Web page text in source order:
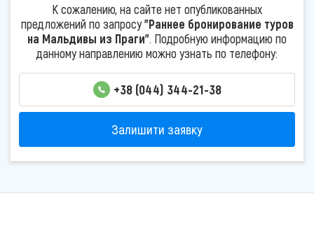
К сожалению, на сайте нет опубликованных
предложений по запросу"Раннее бронирование туров
на Мальдивы из Праги". Подробную информацию по
данному направлению можно узнать по телефону:
+38 (044) 344-21-38
Залишити заявку